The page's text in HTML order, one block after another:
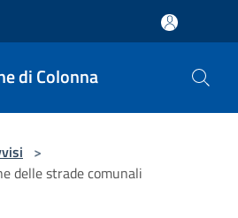
di Colonna
>
delle strade comunali